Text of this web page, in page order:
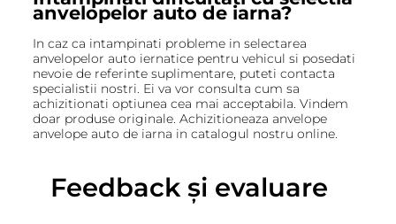
anvelopelor auto de iarna?
In caz ca intampinati probleme in selectarea
anvelopelor auto iernatice pentru vehicul si posedati
nevoie de referinte suplimentare, puteti contacta
specialistii nostri. Ei va vor consulta cum sa
achizitionati optiunea cea mai acceptabila. Vindem
doar produse originale. Achizitioneaza anvelope
anvelope auto de iarna in catalogul nostru online.
Feedback și evaluare